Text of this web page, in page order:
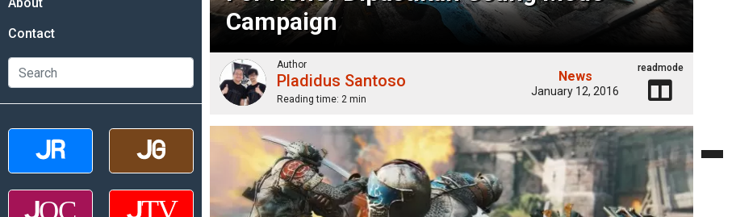
Contact
Campaign
Author
Pladidus Santoso
Reading time: 2 min
News
January 12, 2016
readmode